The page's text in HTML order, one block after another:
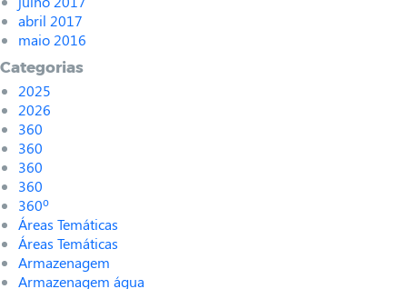
abril 2017
maio 2016
Categorias
2025
2026
360
360
360
360
360º
Áreas Temáticas
Áreas Temáticas
Armazenagem
Armazenagem água